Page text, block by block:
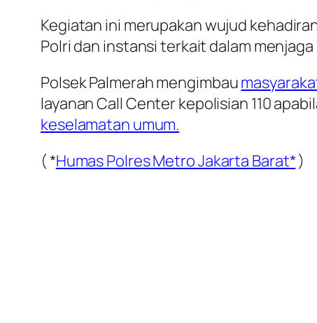
Kegiatan ini merupakan wujud
Polri dan instansi terkait dalam
Polsek Palmerah mengimbau
layanan Call Center kepolisian 110
keselamatan umum.
( *Humas Polres Metro Jakarta Barat*)